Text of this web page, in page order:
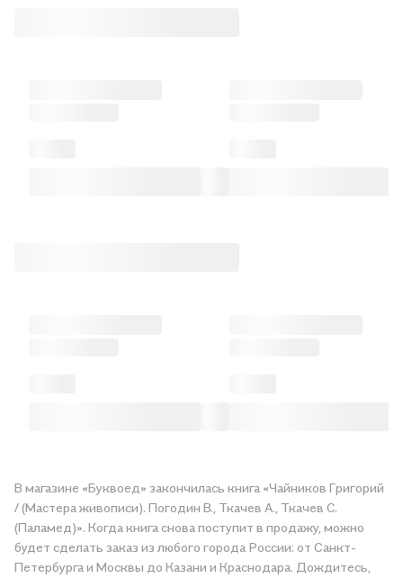
В магазине «Буквоед» закончилась книга «Чайников Григорий
/ (Мастера живописи). Погодин В., Ткачев А., Ткачев С.
(Паламед)». Когда книга снова поступит в продажу, можно
будет сделать заказ из любого города России: от Санкт-
Петербурга и Москвы до Казани и Краснодара. Дождитесь,